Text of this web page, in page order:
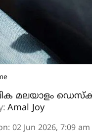
മലയാളം
Amal Joy
: 02 Jun 2026, 7:09 am